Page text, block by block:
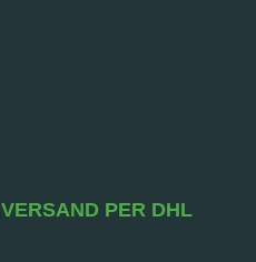
VERSAND PER DHL